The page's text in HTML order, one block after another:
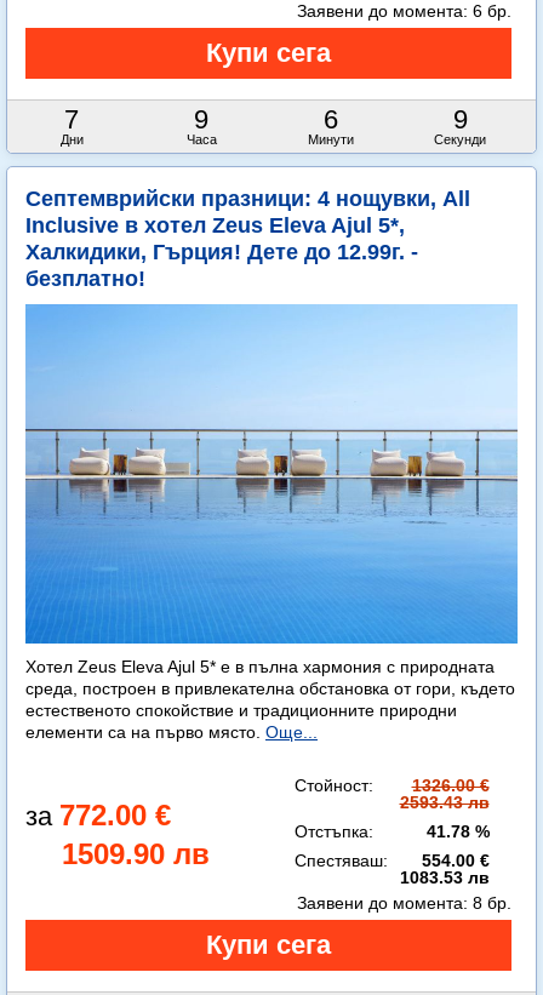
7
Дни
9
Часа
6
Минути
8
Секунди
Заявени до момента: 6 бр.
Септемврийски празници: 4 нощувки, All
Inclusive в хотел Zeus Eleva Ajul 5*,
Халкидики, Гърция! Дете до 12.99г. -
безплатно!
Хотел Zeus Eleva Ajul 5* е в пълна хармония с природната
среда, построен в привлекателна обстановка от гори, където
естественото спокойствие и традиционните природни
елементи са на първо място. Още...
772.00 €
1509.90 лв
Стойност:
1326.00 €
2593.43 лв
Отстъпка:
41.78 %
Спестяваш:
554.00 €
1083.53 лв
Заявени до момента: 8 бр.